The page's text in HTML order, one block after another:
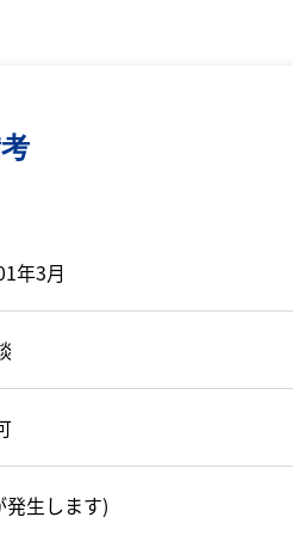
年3月
生します)